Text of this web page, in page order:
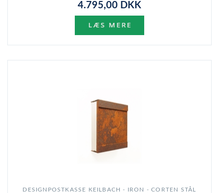
4.795,00 DKK
DESIGNPOSTKASSE KEILBACH - IRON - CORTEN STÅL